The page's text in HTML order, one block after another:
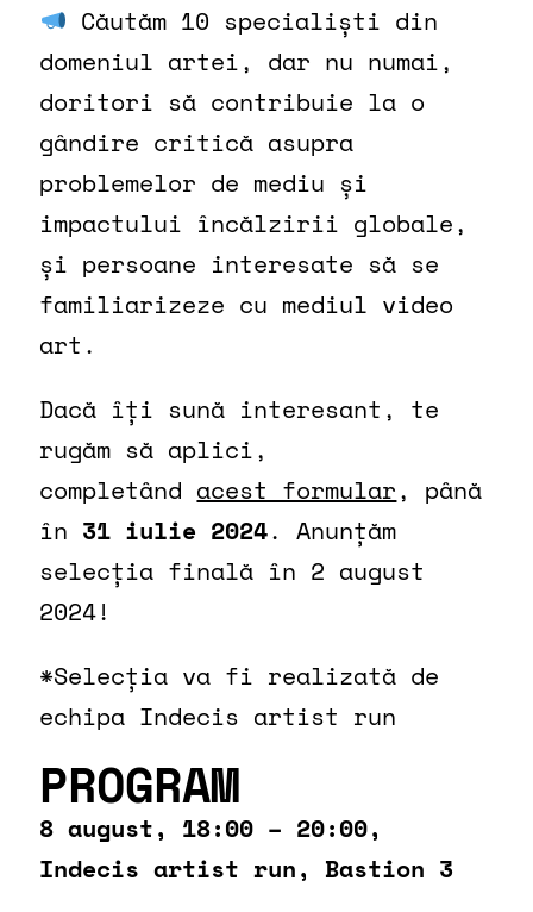
Căutăm 10 specialiști din
domeniul artei, dar nu numai,
doritori să contribuie la o
gândire critică asupra
problemelor de mediu și
impactului încălzirii globale,
și persoane interesate să se
familiarizeze cu mediul video
art.
Dacă îți sună interesant, te
rugăm să aplici,
completând acest formular, până
în 31 iulie 2024. Anunțăm
selecția finală în 2 august
2024!
*Selecția va fi realizată de
echipa Indecis artist run
PROGRAM
8 august, 18:00 – 20:00,
Indecis artist run, Bastion 3